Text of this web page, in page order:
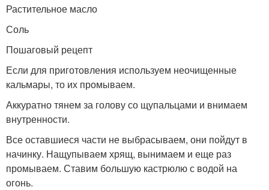
Растительное масло
Соль
Пошаговый рецепт
Если для приготовления используем неочищенные
кальмары, то их промываем.
Аккуратно тянем за голову со щупальцами и внимаем
внутренности.
Все оставшиеся части не выбрасываем, они пойдут в
начинку. Нащупываем хрящ, вынимаем и еще раз
промываем. Ставим большую кастрюлю с водой на
огонь.